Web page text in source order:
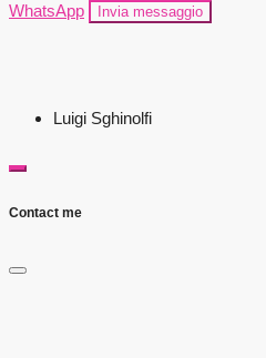
WhatsApp Invia messaggio
Luigi Sghinolfi
Contact me